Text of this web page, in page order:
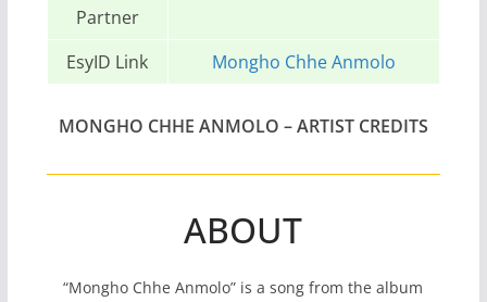
Partner
EsyID Link Mongho Chhe Anmolo
MONGHO CHHE ANMOLO – ARTIST CREDITS
ABOUT
“Mongho Chhe Anmolo” is a song from the album